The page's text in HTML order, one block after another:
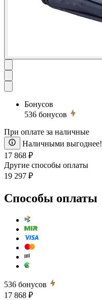
Бонусов
536 бонусов
При оплате за наличные
Наличными выгоднее!
17 868 ₽
Другие способы оплаты
19 297 ₽
Способы оплаты
536 бонусов
17 868 ₽